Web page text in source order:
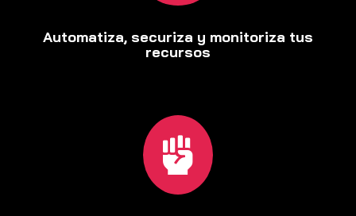
Automatiza, securiza y monitoriza tus
recursos
